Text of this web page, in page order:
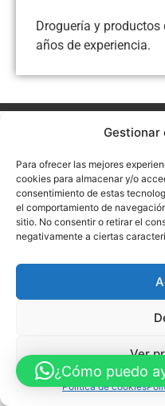
Gestionar
Para ofrecer las mejores
cookies para almacenar y/o
consentimiento de estas
el comportamiento de
sitio. No consentir o retirar el
negativamente a ciertas
Ver
Política de cookies
Droguería y
años de experiencia.
Política de
FINANCIADO POR LA UNIÓN
DIGITAL POR LOS
MECANISMO DE
© Guia Telefónica de
¿Cómo puedo